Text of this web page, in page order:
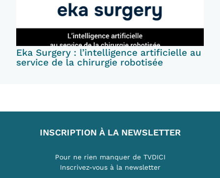
Eka Surgery : l’intelligence artificielle au
service de la chirurgie robotisée
INSCRIPTION À LA NEWSLETTER
Pour ne rien manquer de TVDICI
Inscrivez-vous à la newsletter